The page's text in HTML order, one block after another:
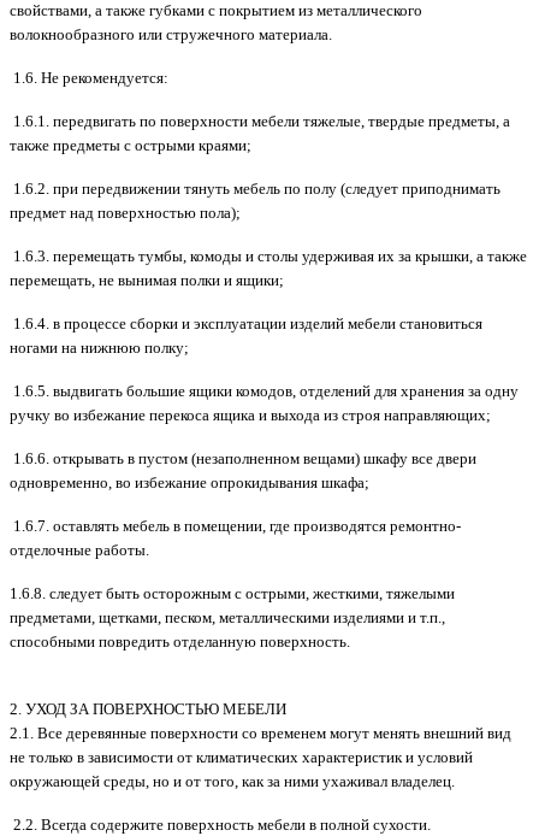
свойствами, а также губками с покрытием из металлического
волокнообразного или стружечного материала.
1.6. Не рекомендуется:
1.6.1. передвигать по поверхности мебели тяжелые, твердые предметы, а
также предметы с острыми краями;
1.6.2. при передвижении тянуть мебель по полу (следует приподнимать
предмет над поверхностью пола);
1.6.3. перемещать тумбы, комоды и столы удерживая их за крышки, а также
перемещать, не вынимая полки и ящики;
1.6.4. в процессе сборки и эксплуатации изделий мебели становиться
ногами на нижнюю полку;
1.6.5. выдвигать большие ящики комодов, отделений для хранения за одну
ручку во избежание перекоса ящика и выхода из строя направляющих;
1.6.6. открывать в пустом (незаполненном вещами) шкафу все двери
одновременно, во избежание опрокидывания шкафа;
1.6.7. оставлять мебель в помещении, где производятся ремонтно-
отделочные работы.
1.6.8. следует быть осторожным с острыми, жесткими, тяжелыми
предметами, щетками, песком, металлическими изделиями и т.п.,
способными повредить отделанную поверхность.
2. УХОД ЗА ПОВЕРХНОСТЬЮ МЕБЕЛИ
2.1. Все деревянные поверхности со временем могут менять внешний вид
не только в зависимости от климатических характеристик и условий
окружающей среды, но и от того, как за ними ухаживал владелец.
2.2. Всегда содержите поверхность мебели в полной сухости.